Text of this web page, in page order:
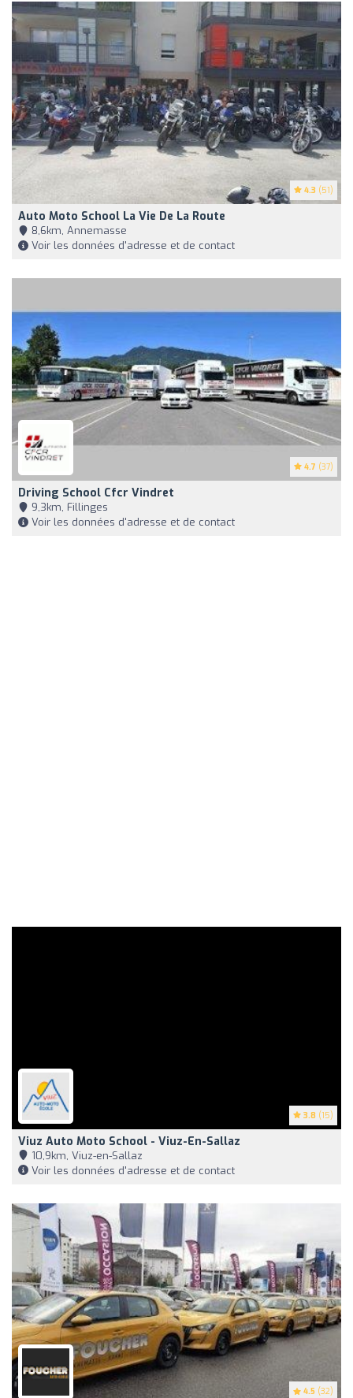
4.3 (51)
Auto Moto School La Vie De La Route
8,6km, Annemasse
Voir les données d'adresse et de contact
4.7 (37)
Driving School Cfcr Vindret
9,3km, Fillinges
Voir les données d'adresse et de contact
3.8 (15)
Viuz Auto Moto School - Viuz-En-Sallaz
10,9km, Viuz-en-Sallaz
Voir les données d'adresse et de contact
4.5 (32)